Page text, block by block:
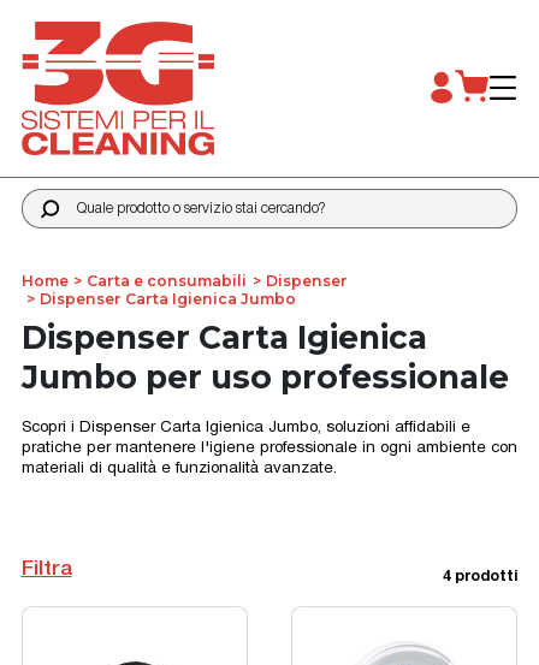
Quale prodotto o servizio stai cercando?
Home Carta e consumabili
Dispenser
Dispenser Carta Igienica Jumbo
Dispenser Carta Igienica
Jumbo per uso professionale
Scopri i Dispenser Carta Igienica Jumbo, soluzioni affidabili e
pratiche per mantenere l'igiene professionale in ogni ambiente con
materiali di qualità e funzionalità avanzate.
Filtra 4 prodotti